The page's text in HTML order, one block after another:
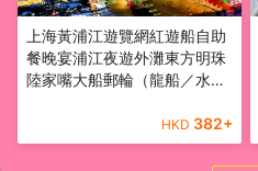
上海黃浦江遊覽網紅遊船自助
餐晚宴浦江夜遊外灘東方明珠
陸家嘴大船郵輪（龍船／水晶
HKD 382+